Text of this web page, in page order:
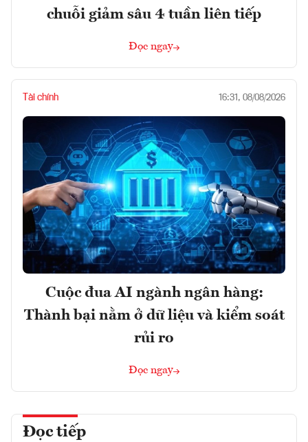
chuỗi giảm sâu 4 tuần liên tiếp
Đọc ngay
Tài chính 16:31, 08/08/2026
Cuộc đua AI ngành ngân hàng:
Thành bại nằm ở dữ liệu và kiểm soát
rủi ro
Đọc ngay
Đọc tiếp